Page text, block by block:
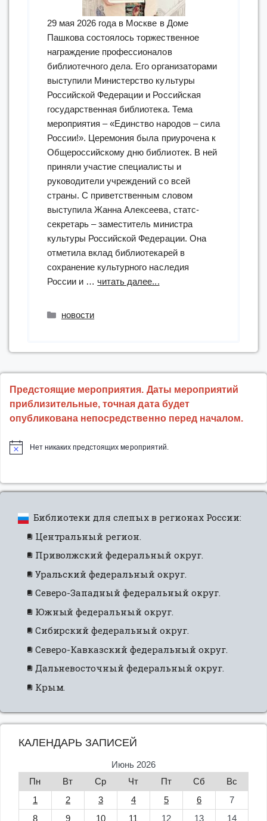
29 мая 2026 года в Москве в Доме
Пашкова состоялось торжественное
награждение профессионалов
библиотечного дела. Его организаторами
выступили Министерство культуры
Российской Федерации и Российская
государственная библиотека. Тема
мероприятия – «Единство народов – сила
России!». Церемония была приурочена к
Общероссийскому дню библиотек. В ней
приняли участие специалисты и
руководители учреждений со всей
страны. С приветственным словом
выступила Жанна Алексеева, статс-
секретарь – заместитель министра
культуры Российской Федерации. Она
отметила вклад библиотекарей в
сохранение культурного наследия
России и …читать далее...
культуры
Рубрики
новости
Предстоящие мероприятия. Даты мероприятий
приблизительные, точная дата будет
опубликована непосредственно перед началом.
Нет никаких предстоящих мероприятий.
Библиотеки для слепых в регионах России:
Центральный регион.
Приволжский федеральный округ.
Уральский федеральный округ.
Северо-Западный федеральный округ.
Южный федеральный округ.
Сибирский федеральный округ.
Северо-Кавказский федеральный округ.
Дальневосточный федеральный округ.
Крым.
КАЛЕНДАРЬ ЗАПИСЕЙ
Июнь 2026
Пн
Вт Ср Чт Пт Сб
Вс
1
2 3 4 5 6
7
8
9 10 11 12 13 14